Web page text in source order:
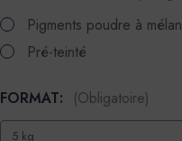
Pigments poudre à
Pré-teinté
FORMAT: (Obligatoire)